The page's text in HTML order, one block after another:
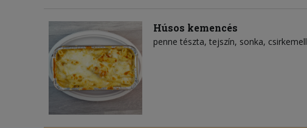
Húsos kemencés
penne tészta tejszín sonka csirkemell